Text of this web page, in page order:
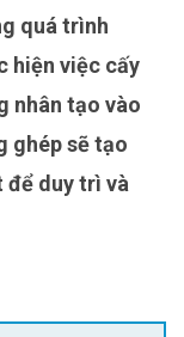
quá trình
hiện việc cấy
nhân tạo vào
ghép sẽ tạo
để duy trì và